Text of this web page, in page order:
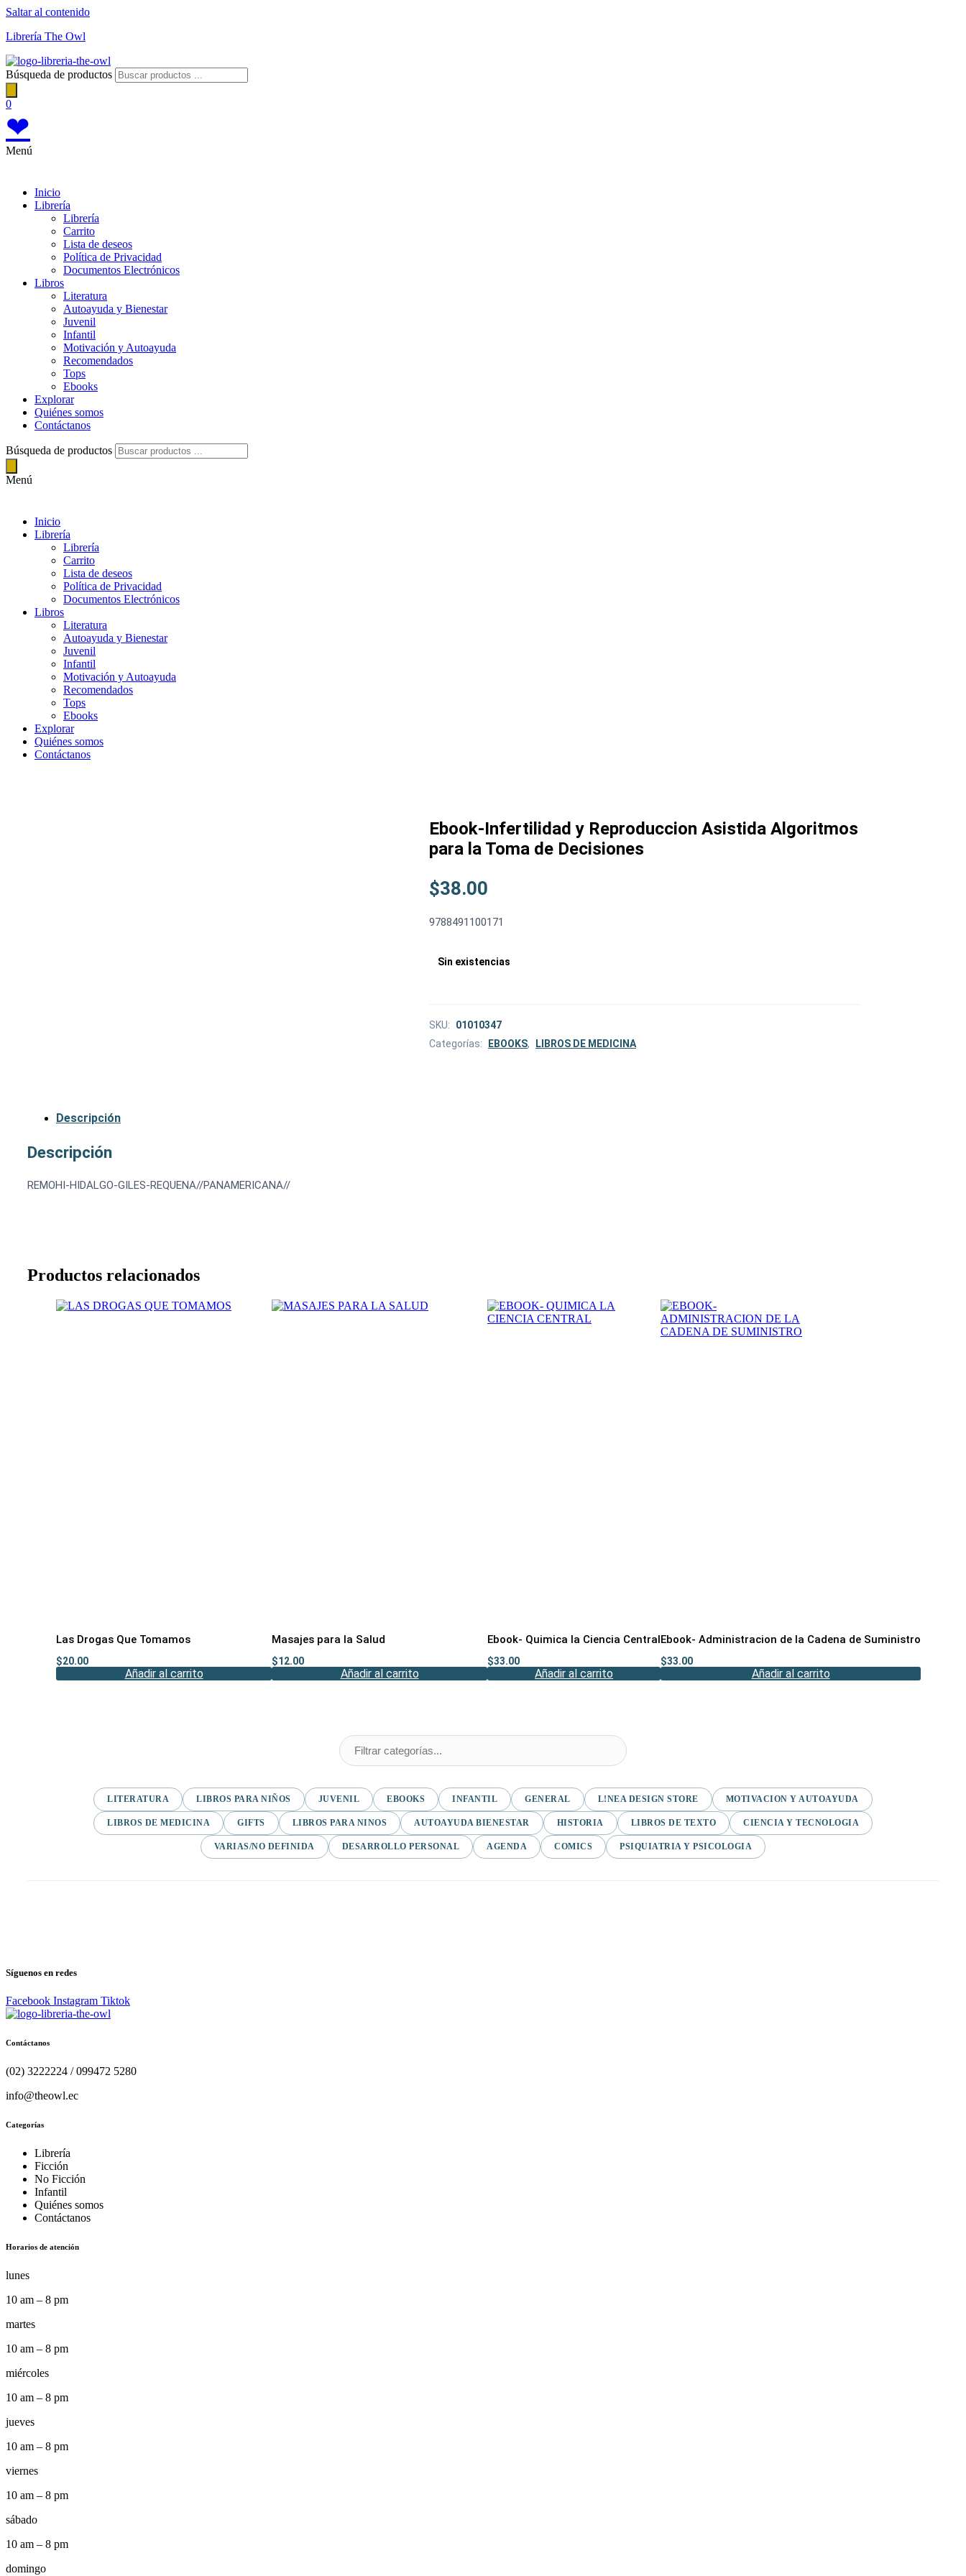
Saltar al contenido
Librería The Owl
Búsqueda de productos
0
❤
Menú
Inicio
Librería
Librería
Carrito
Lista de deseos
Política de Privacidad
Documentos Electrónicos
Libros
Literatura
Autoayuda y Bienestar
Juvenil
Infantil
Motivación y Autoayuda
Recomendados
Tops
Ebooks
Explorar
Quiénes somos
Contáctanos
Búsqueda de productos
Menú
Inicio
Librería
Librería
Carrito
Lista de deseos
Política de Privacidad
Documentos Electrónicos
Libros
Literatura
Autoayuda y Bienestar
Juvenil
Infantil
Motivación y Autoayuda
Recomendados
Tops
Ebooks
Explorar
Quiénes somos
Contáctanos
Ebook-Infertilidad y Reproduccion Asistida Algoritmos
para la Toma de Decisiones
$38.00
9788491100171
Sin existencias
SKU:
01010347
Categorías:
EBOOKS, LIBROS DE MEDICINA
Descripción
Descripción
REMOHI-HIDALGO-GILES-REQUENA//PANAMERICANA//
Productos relacionados
Las Drogas Que Tomamos
$20.00
Añadir al carrito
Masajes para la Salud
$12.00
Añadir al carrito
Ebook- Quimica la Ciencia Central
$33.00
Añadir al carrito
Ebook- Administracion de la Cadena de Suministro
$33.00
Añadir al carrito
LITERATURA LIBROS PARA NIÑOS JUVENIL EBOOKS INFANTIL GENERAL L!NEA DESIGN STORE MOTIVACION Y AUTOAYUDA
LIBROS DE MEDICINA GIFTS LIBROS PARA NINOS AUTOAYUDA BIENESTAR HISTORIA LIBROS DE TEXTO CIENCIA Y TECNOLOGIA
VARIAS/NO DEFINIDA DESARROLLO PERSONAL AGENDA COMICS PSIQUIATRIA Y PSICOLOGIA
Síguenos en redes
Facebook Instagram Tiktok
Contáctanos
(02) 3222224 / 099472 5280
info@theowl.ec
Categorías
Librería
Ficción
No Ficción
Infantil
Quiénes somos
Contáctanos
Horarios de atención
lunes
10 am – 8 pm
martes
10 am – 8 pm
miércoles
10 am – 8 pm
jueves
10 am – 8 pm
viernes
10 am – 8 pm
sábado
10 am – 8 pm
domingo